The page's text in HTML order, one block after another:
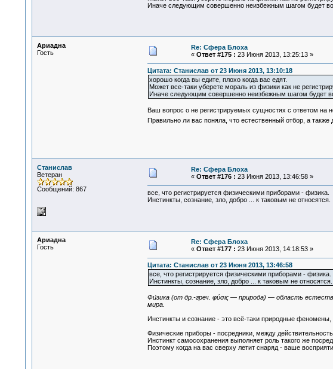
Иначе следующим совершенно неизбежным шагом будет
Ариадна
Гость
Re: Сфера Блоха
« Ответ #175 : 23 Июня 2013, 13:25:13 »
Цитата: Станислав от 23 Июня 2013, 13:10:18
хорошо когда вы едите, плохо когда вас едят.
Может все-таки уберете мораль из физики как не
Иначе следующим совершенно неизбежным шагом будет
Ваш вопрос о не регистрируемых сущностях с ответом на
Правильно ли вас поняла, что естественный отбор, а
Станислав
Ветеран
Сообщений: 867
Re: Сфера Блоха
« Ответ #176 : 23 Июня 2013, 13:46:58 »
все, что регистрируется физическими приборами - физика.
Инстинкты, сознание, зло, добро ... к таковым не относятся.
Ариадна
Гость
Re: Сфера Блоха
« Ответ #177 : 23 Июня 2013, 14:18:53 »
Цитата: Станислав от 23 Июня 2013, 13:46:58
все, что регистрируется физическими приборами - физика.
Инстинкты, сознание, зло, добро ... к таковым не относятся.
Фи́зика (от др.-греч. φύσις — природа) — область
мира.
Инстинкты и сознание - это всё-таки природные
Физические приборы - посредники, между
Инстинкт самосохранения выполняет роль такого же
Поэтому когда на вас сверху летит снаряд - ваше